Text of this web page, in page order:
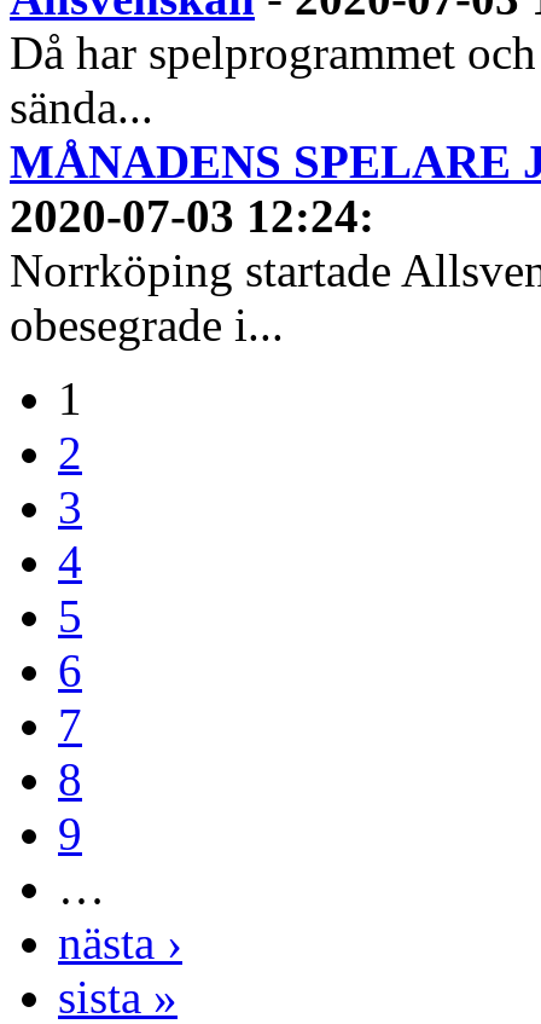
Då har spelprogrammet
sända...
MÅNADENS SPELARE
2020-07-03 12:24:
Norrköping startade
obesegrade i...
1
2
3
4
5
6
7
8
9
…
nästa ›
sista »